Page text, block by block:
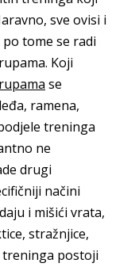
sve ovisi i
po tome se radi
Koji
se
ramena,
treninga
ne
drugi
načini
i mišići vrata,
stražnjice,
treninga postoji